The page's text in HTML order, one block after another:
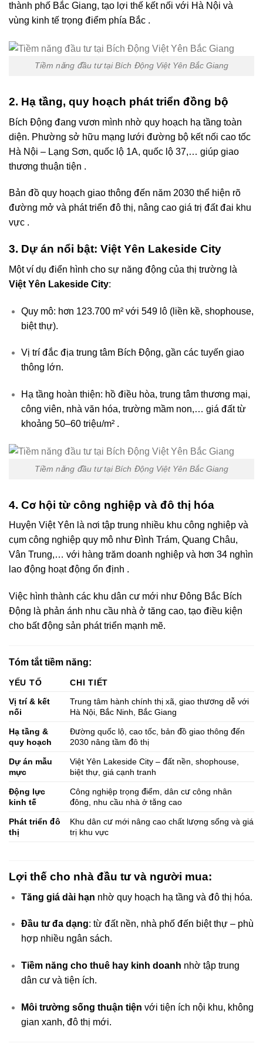
thành phố Bắc Giang, tạo lợi thế kết nối với Hà Nội và
vùng kinh tế trọng điểm phía Bắc .
Tiềm năng đầu tư tại Bích Động Việt Yên Bắc Giang
2. Hạ tầng, quy hoạch phát triển đồng bộ
Bích Động đang vươn mình nhờ quy hoạch hạ tầng toàn
diện. Phường sở hữu mạng lưới đường bộ kết nối cao tốc
Hà Nội – Lạng Sơn, quốc lộ 1A, quốc lộ 37,… giúp giao
thương thuận tiện .
Bản đồ quy hoạch giao thông đến năm 2030 thể hiện rõ
đường mở và phát triển đô thị, nâng cao giá trị đất đai khu
vực .
3. Dự án nổi bật: Việt Yên Lakeside City
Một ví dụ điển hình cho sự năng động của thị trường là
Việt Yên Lakeside City:
Quy mô: hơn 123.700 m² với 549 lô (liền kề, shophouse,
biệt thự).
Vị trí đắc địa trung tâm Bích Động, gần các tuyến giao
thông lớn.
Hạ tầng hoàn thiện: hồ điều hòa, trung tâm thương mại,
công viên, nhà văn hóa, trường mầm non,… giá đất từ
khoảng 50–60 triệu/m² .
Tiềm năng đầu tư tại Bích Động Việt Yên Bắc Giang
4. Cơ hội từ công nghiệp và đô thị hóa
Huyện Việt Yên là nơi tập trung nhiều khu công nghiệp và
cụm công nghiệp quy mô như Đình Trám, Quang Châu,
Vân Trung,… với hàng trăm doanh nghiệp và hơn 34 nghìn
lao động hoạt động ổn định .
Việc hình thành các khu dân cư mới như Đông Bắc Bích
Động là phản ánh nhu cầu nhà ở tăng cao, tạo điều kiện
cho bất động sản phát triển mạnh mẽ.
Tóm tắt tiềm năng:
YẾU TỐ
CHI TIẾT
Vị trí & kết
nối
Trung tâm hành chính thị xã, giao thương dễ với
Hà Nội, Bắc Ninh, Bắc Giang
Hạ tầng &
quy hoạch
Đường quốc lộ, cao tốc, bản đồ giao thông đến
2030 nâng tầm đô thị
Dự án mẫu
mực
Việt Yên Lakeside City – đất nền, shophouse,
biệt thự, giá cạnh tranh
Động lực
kinh tế
Công nghiệp trọng điểm, dân cư công nhân
đông, nhu cầu nhà ở tăng cao
Phát triển đô
thị
Khu dân cư mới nâng cao chất lượng sống và giá
trị khu vực
Lợi thế cho nhà đầu tư và người mua:
Tăng giá dài hạn nhờ quy hoạch hạ tầng và đô thị hóa.
Đầu tư đa dạng: từ đất nền, nhà phố đến biệt thự – phù
hợp nhiều ngân sách.
Tiềm năng cho thuê hay kinh doanh nhờ tập trung
dân cư và tiện ích.
Môi trường sống thuận tiện với tiện ích nội khu, không
gian xanh, đô thị mới.